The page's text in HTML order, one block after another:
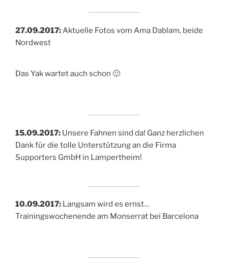
27.09.2017:Aktuelle Fotos vom Ama Dablam, beide
Nordwest
Das Yak wartet auch schon 🙂
15.09.2017: Unsere Fahnen sind da! Ganz herzlichen
Dank für die tolle Unterstützung an die Firma
Supporters GmbH in Lampertheim!
10.09.2017: Langsam wird es ernst…
Trainingswochenende am Monserrat bei Barcelona